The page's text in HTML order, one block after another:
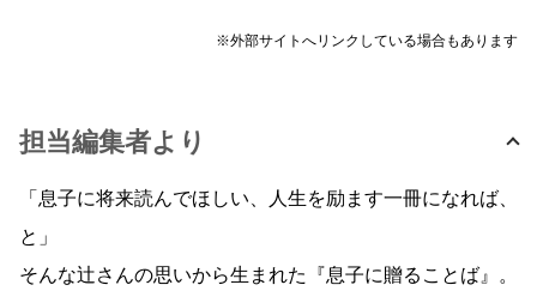
※外部サイトへリンクしている場合もあります
担当編集者より
「息子に将来読んでほしい、人生を励ます一冊になれば、
と」
そんな辻さんの思いから生まれた『息子に贈ることば』。